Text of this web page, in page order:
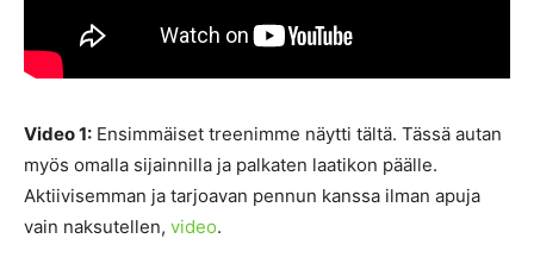
Video 1: Ensimmäiset treenimme näytti tältä. Tässä autan
myös omalla sijainnilla ja palkaten laatikon päälle.
Aktiivisemman ja tarjoavan pennun kanssa ilman apuja
vain naksutellen, video.